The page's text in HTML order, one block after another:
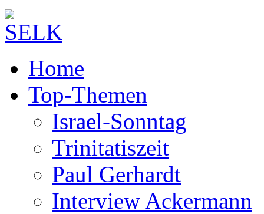
Home
Top-Themen
Israel-Sonntag
Trinitatiszeit
Paul Gerhardt
Interview Ackermann